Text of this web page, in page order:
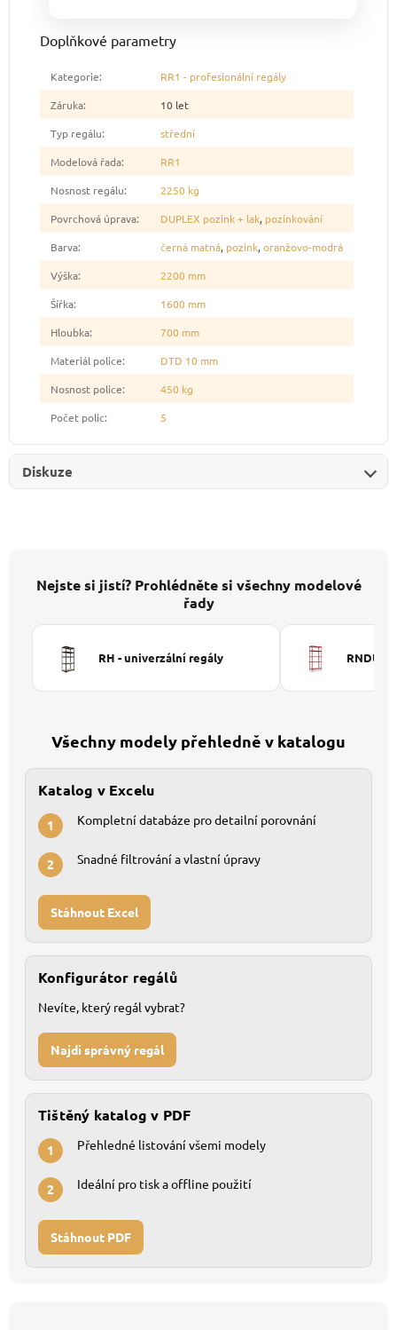
Doplňkové parametry
Kategorie:
RR1 - profesionální regály
Záruka:
10 let
Typ regálu:
střední
Modelová řada:
RR1
Nosnost regálu:
2250 kg
Povrchová úprava: DUPLEX pozink + lak, pozinkování
Barva: černá matná, pozink, oranžovo-modrá
Výška:
2200 mm
Šířka:
1600 mm
Hloubka:
700 mm
Materiál police:
DTD 10 mm
Nosnost police:
450 kg
Počet polic: 5
Diskuze
Nejste si jistí? Prohlédněte si všechny modelové
řady
RH - univerzální regály RNDU-
Všechny modely přehledně v katalogu
Katalog v Excelu
1 Kompletní databáze pro detailní porovnání
2 Snadné filtrování a vlastní úpravy
Stáhnout Excel
Konfigurátor regálů
Nevíte, který regál vybrat?
Najdi správný regál
Tištěný katalog v PDF
1 Přehledné listování všemi modely
2 Ideální pro tisk a offline použití
Stáhnout PDF